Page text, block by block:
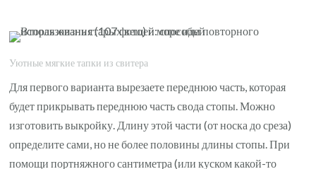
Уютные мягкие тапки из свитера
Для первого варианта вырезаете переднюю часть, которая
будет прикрывать переднюю часть свода стопы. Можно
изготовить выкройку. Длину этой части (от носка до среза)
определите сами, но не более половины длины стопы. При
помощи портняжного сантиметра (или куском какой-то